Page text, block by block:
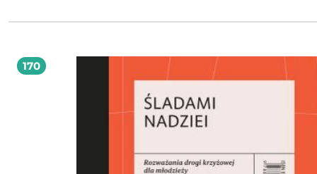
Gawryś i Damian Jankowski napisali mądrą książkę o błądzeniu, szukaniu
Bardzo polecam. Tomasz Stawiszyński
170